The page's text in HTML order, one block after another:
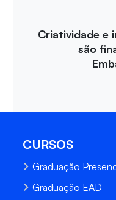
Criatividade e
são
CURSOS
Graduação
Graduação EAD